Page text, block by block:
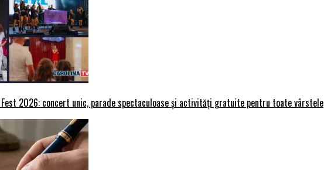
Fest 2026: concert unic, parade spectaculoase și activități gratuite pentru toate vârstele